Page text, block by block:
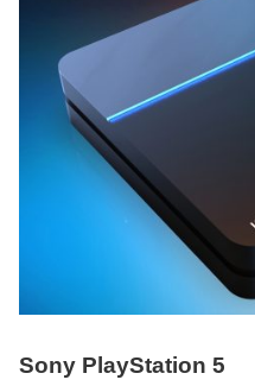
Sony PlayStation 5